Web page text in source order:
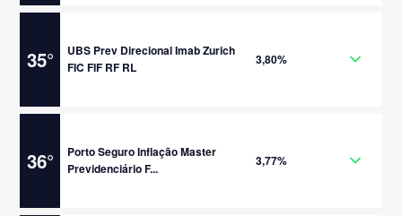
35°
UBS Prev Direcional Imab Zurich
FIC FIF RF RL
3,80%
36°
Porto Seguro Inflação Master
Previdenciário F...
3,77%